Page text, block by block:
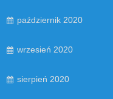
październik 2020
wrzesień 2020
sierpień 2020